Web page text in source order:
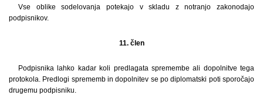
Vse oblike sodelovanja potekajo v skladu z notranjo zakonodajo
podpisnikov.
11. člen
Podpisnika lahko kadar koli predlagata spremembe ali dopolnitve tega
protokola. Predlogi sprememb in dopolnitev se po diplomatski poti sporočajo
drugemu podpisniku.